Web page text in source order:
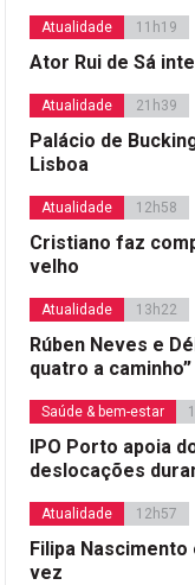
Atualidade 11h19
Ator Rui de Sá
Atualidade 21h39
Palácio de
Lisboa
Atualidade 12h58
Cristiano faz
velho
Atualidade 13h22
Rúben Neves e
quatro a caminho”
Saúde & bem-estar
IPO Porto apoia
deslocações
Atualidade 12h57
Filipa Nascimento
vez